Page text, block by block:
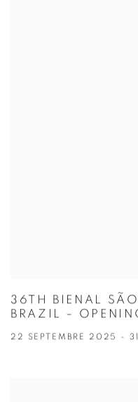
36TH BIENAL
BRAZIL –
22 SEPTEMBRE 2025 -